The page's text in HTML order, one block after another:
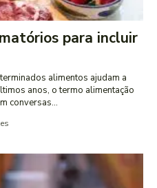
para incluir
alimentos ajudam a
anos, o termo alimentação
conversas...